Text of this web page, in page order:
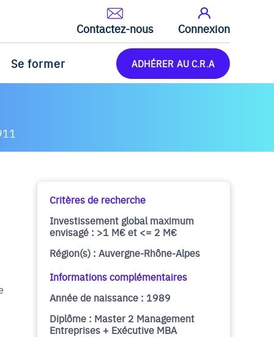
Contactez-nous Connexion
Se former ADHÉRER AU C.R.A
Critères de recherche
Investissement global maximum
envisagé : >1 M€ et <= 2 M€
Région(s) : Auvergne-Rhône-Alpes
Informations complémentaires
Année de naissance : 1989
Diplôme : Master 2 Management
Entreprises + Exécutive MBA